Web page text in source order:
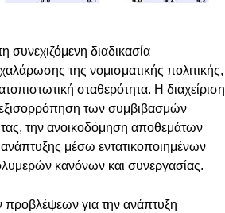
συνεχιζόμενη διαδικασία
της νομισματικής πολιτικής,
σταθερότητα. Η διαχείριση
εξισορρόπηση των συμβιβασμών
την ανοικοδόμηση αποθεμάτων
μέσω εντατικοποιημένων
κανόνων και συνεργασίας.
για την ανάπτυξη